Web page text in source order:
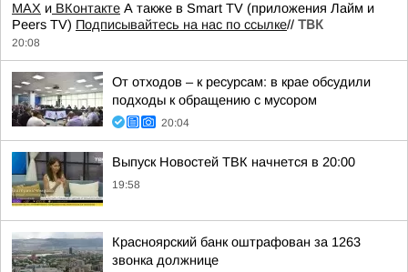
МАХ и ВКонтакте А также в Smart TV (приложения Лайм и
Peers TV) Подписывайтесь на нас по ссылке// ТВК
20:08
От отходов – к ресурсам: в крае обсудили
подходы к обращению с мусором
20:04
Выпуск Новостей ТВК начнется в 20:00
19:58
Красноярский банк оштрафован за 1263
звонка должнице